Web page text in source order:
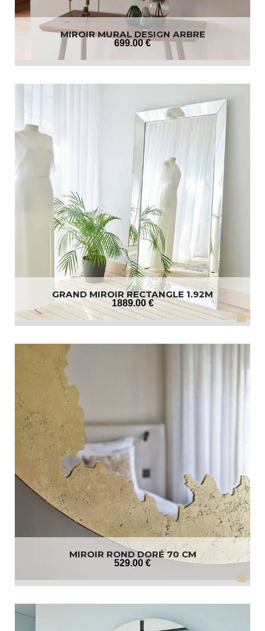
MIROIR MURAL DESIGN ARBRE
699.00 €
GRAND MIROIR RECTANGLE 1.92M
1889.00 €
MIROIR ROND DORÉ 70 CM
529.00 €